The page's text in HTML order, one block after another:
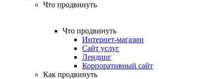
Что продвинуть
Что продвинуть
Интернет-магазин
Сайт услуг
Лендинг
Корпоративный сайт
Как продвинуть